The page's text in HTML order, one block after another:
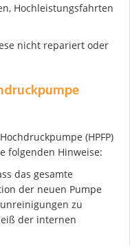
Hochleistungsfahrten
nicht repariert oder
(HPFP)
folgenden Hinweise:
das gesamte
der neuen Pumpe
zu
der internen